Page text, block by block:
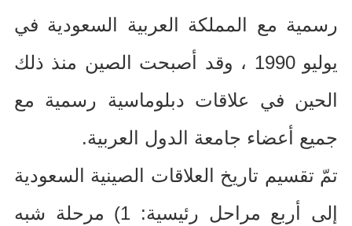
رسمية مع المملكة العربية السعودية في
يوليو1990 ، وقد أصبحت الصين منذ ذلك
الحين في علاقات دبلوماسية رسمية مع
جميع أعضاء جامعة الدول العربية.
تمّ تقسيم تاريخ العلاقات الصينية السعودية
إلى أربع مراحل رئيسية: 1)
مرحلة شبه